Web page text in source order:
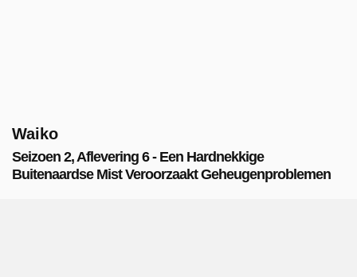
Waiko
Seizoen 2, Aflevering 6 - Een Hardnekkige
Buitenaardse Mist Veroorzaakt Geheugenproblemen